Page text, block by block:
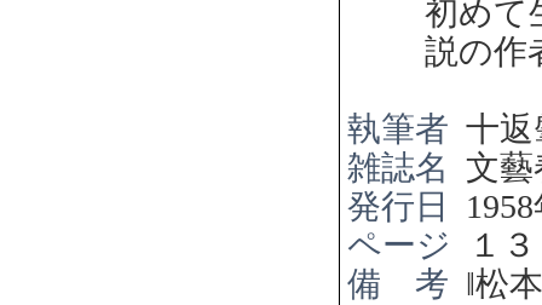
初めて
説の作
執筆者 十返
雑誌名 文藝
発行日
1958
ページ
１
備 考 ‖松